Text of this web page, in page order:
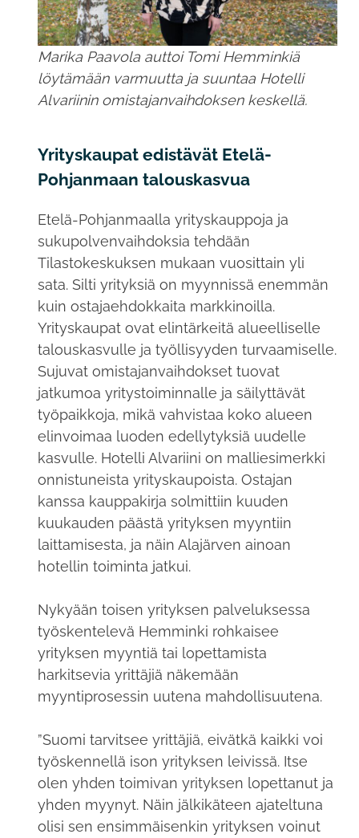
Marika Paavola auttoi Tomi Hemminkiä
löytämään varmuutta ja suuntaa Hotelli
Alvariinin omistajanvaihdoksen keskellä.
Yrityskaupat edistävät Etelä-
Pohjanmaan talouskasvua
Etelä-Pohjanmaalla yrityskauppoja ja
sukupolvenvaihdoksia tehdään
Tilastokeskuksen mukaan vuosittain yli
sata. Silti yrityksiä on myynnissä enemmän
kuin ostajaehdokkaita markkinoilla.
Yrityskaupat ovat elintärkeitä alueelliselle
talouskasvulle ja työllisyyden turvaamiselle.
Sujuvat omistajanvaihdokset tuovat
jatkumoa yritystoiminnalle ja säilyttävät
työpaikkoja, mikä vahvistaa koko alueen
elinvoimaa luoden edellytyksiä uudelle
kasvulle. Hotelli Alvariini on malliesimerkki
onnistuneista yrityskaupoista. Ostajan
kanssa kauppakirja solmittiin kuuden
kuukauden päästä yrityksen myyntiin
laittamisesta, ja näin Alajärven ainoan
hotellin toiminta jatkui.
Nykyään toisen yrityksen palveluksessa
työskentelevä Hemminki rohkaisee
yrityksen myyntiä tai lopettamista
harkitsevia yrittäjiä näkemään
myyntiprosessin uutena mahdollisuutena.
”Suomi tarvitsee yrittäjiä, eivätkä kaikki voi
työskennellä ison yrityksen leivissä. Itse
olen yhden toimivan yrityksen lopettanut ja
yhden myynyt. Näin jälkikäteen ajateltuna
olisi sen ensimmäisenkin yrityksen voinut